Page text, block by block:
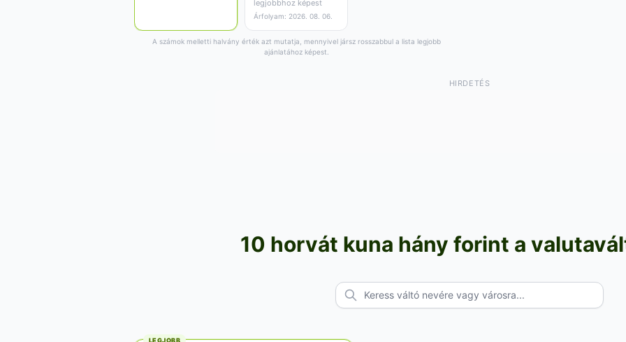
legjobbhoz képest
Árfolyam: 2026. 08. 06.
A számok melletti halvány érték azt mutatja, mennyivel jársz rosszabbul a lista legjobb
ajánlatához képest.
HIRDETÉS
10 horvát kuna hány forint a
LEGJOBB